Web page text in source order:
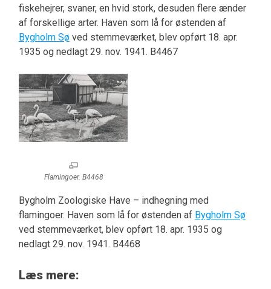
fiskehejrer, svaner, en hvid stork, desuden flere ænder
af forskellige arter. Haven som lå for østenden af
Bygholm Søved stemmeværket, blev opført 18. apr.
1935 og nedlagt 29. nov. 1941. B4467
Flamingoer. B4468
Bygholm Zoologiske Have – indhegning med
flamingoer. Haven som lå for østenden af Bygholm Sø
ved stemmeværket, blev opført 18. apr. 1935 og
nedlagt 29. nov. 1941. B4468
Læs mere: